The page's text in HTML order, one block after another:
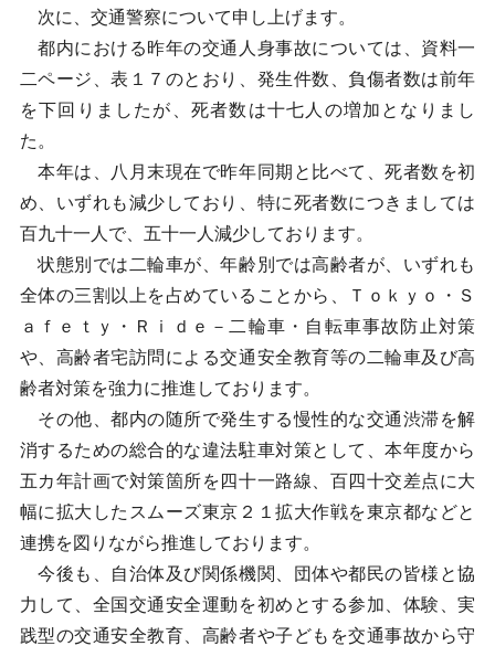
次に、交通警察について申し上げます。
都内における昨年の交通人身事故については、資料一
二ページ、表１７のとおり、発生件数、負傷者数は前年
を下回りましたが、死者数は十七人の増加となりまし
た。
本年は、八月末現在で昨年同期と比べて、死者数を初
め、いずれも減少しており、特に死者数につきましては
百九十一人で、五十一人減少しております。
状態別では二輪車が、年齢別では高齢者が、いずれも
全体の三割以上を占めていることから、Ｔｏｋｙｏ・Ｓ
ａｆｅｔｙ・Ｒｉｄｅ－二輪車・自転車事故防止対策
や、高齢者宅訪問による交通安全教育等の二輪車及び高
齢者対策を強力に推進しております。
その他、都内の随所で発生する慢性的な交通渋滞を解
消するための総合的な違法駐車対策として、本年度から
五カ年計画で対策箇所を四十一路線、百四十交差点に大
幅に拡大したスムーズ東京２１拡大作戦を東京都などと
連携を図りながら推進しております。
今後も、自治体及び関係機関、団体や都民の皆様と協
力して、全国交通安全運動を初めとする参加、体験、実
践型の交通安全教育、高齢者や子どもを交通事故から守